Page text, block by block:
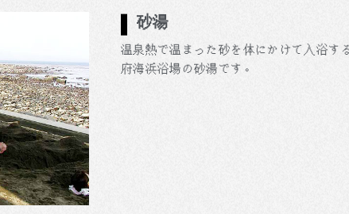
砂湯
温泉熱で温まった砂を体にかけて入浴
府海浜浴場の砂湯です。